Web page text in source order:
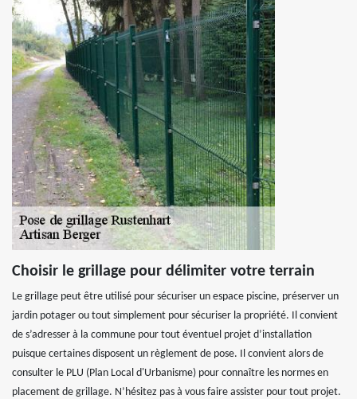
Choisir le grillage pour délimiter votre terrain
Le grillage peut être utilisé pour sécuriser un espace piscine, préserver un
jardin potager ou tout simplement pour sécuriser la propriété. Il convient
de s’adresser à la commune pour tout éventuel projet d’installation
puisque certaines disposent un règlement de pose. Il convient alors de
consulter le PLU (Plan Local d'Urbanisme) pour connaître les normes en
placement de grillage. N’hésitez pas à vous faire assister pour tout projet.